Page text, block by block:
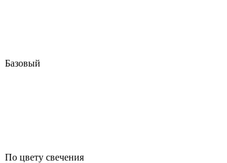
Базовый
По цвету свечения